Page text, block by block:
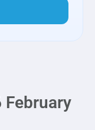
February